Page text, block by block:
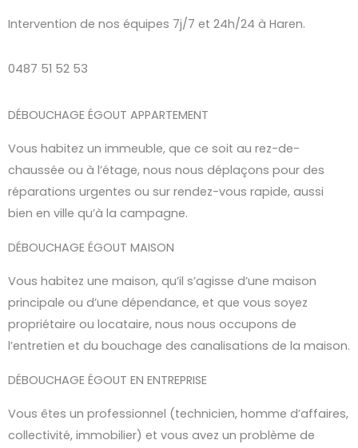
Intervention de nos équipes 7j/7 et 24h/24 à Haren.
0487 51 52 53
DÉBOUCHAGE ÉGOUT APPARTEMENT
Vous habitez un immeuble, que ce soit au rez-de-
chaussée ou à l’étage, nous nous déplaçons pour des
réparations urgentes ou sur rendez-vous rapide, aussi
bien en ville qu’à la campagne.
DÉBOUCHAGE ÉGOUT MAISON
Vous habitez une maison, qu’il s’agisse d’une maison
principale ou d’une dépendance, et que vous soyez
propriétaire ou locataire, nous nous occupons de
l’entretien et du bouchage des canalisations de la maison.
DÉBOUCHAGE ÉGOUT EN ENTREPRISE
Vous êtes un professionnel (technicien, homme d’affaires,
collectivité, immobilier) et vous avez un problème de